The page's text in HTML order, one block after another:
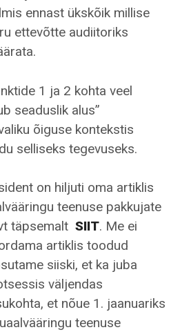
ennast ükskõik millise
ettevõtte audiitoriks
1 ja 2 kohta veel
seaduslik alus”
õiguse kontekstis
selliseks tegevuseks.
on hiljuti oma artiklis
teenuse pakkujate
täpsemalt SIIT. Me ei
artiklis toodud
siiski, et ka juba
väljendas
et nõue 1. jaanuariks
teenuse